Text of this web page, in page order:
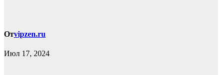
Отvipzen.ru
Июл 17, 2024